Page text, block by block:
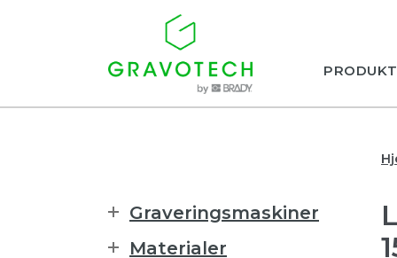
Graveringsmaskiner
Materialer